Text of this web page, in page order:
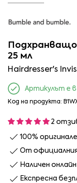
Подхранващо
25 мл
Hairdresser's
Артикулът е
Код на продукта:
2
100%
От официалния
Наличен онлайн
Експресна